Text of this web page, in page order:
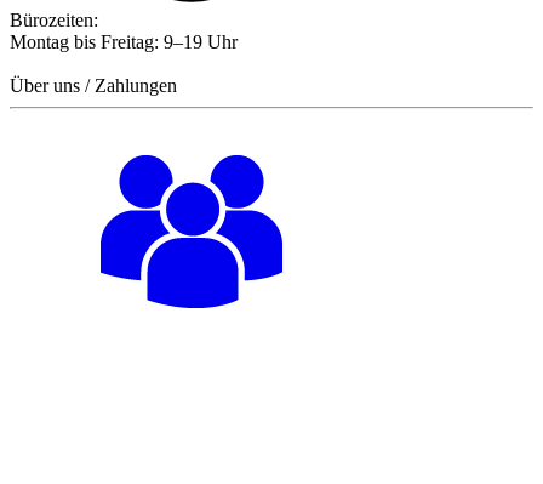
Bürozeiten:
Montag bis Freitag: 9–19 Uhr
Über uns / Zahlungen